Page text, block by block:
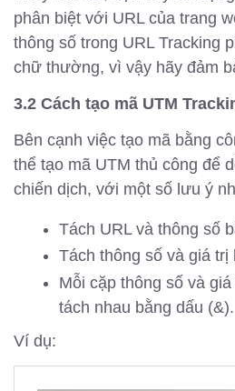
phân biệt với URL của trang
thông số trong URL Tracking
chữ thường, vì vậy hãy đảm
3.2 Cách tạo mã UTM
Bên cạnh việc tạo mã bằng
thể tạo mã UTM thủ công để
chiến dịch, với một số lưu ý
Tách URL và thông số
Tách thông số và giá trị
Mỗi cặp thông số và
tách nhau bằng dấu (&).
Ví dụ: